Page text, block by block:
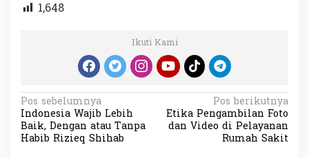
1,648
Ikuti Kami
N
a
v
Pos sebelumnya
Indonesia Wajib Lebih
Baik, Dengan atau Tanpa
Habib Rizieq Shihab
Pos berikutnya
Etika Pengambilan Foto
dan Video di Pelayanan
Rumah Sakit